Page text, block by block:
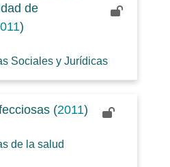
de
)
Sociales y Jurídicas
(2011)
de la salud